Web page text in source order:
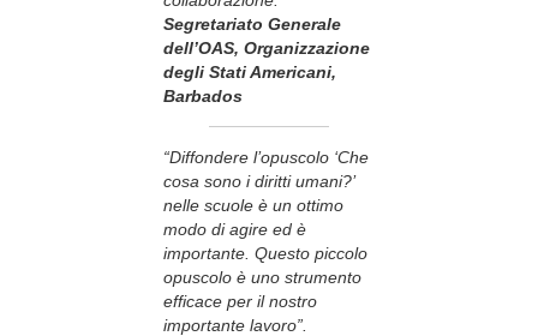
Segretariato Generale
dell’OAS, Organizzazione
degli Stati Americani,
Barbados
“Diffondere l’opuscolo ‘Che
cosa sono i diritti umani?’
nelle scuole è un ottimo
modo di agire ed è
importante. Questo piccolo
opuscolo è uno strumento
efficace per il nostro
importante lavoro”.